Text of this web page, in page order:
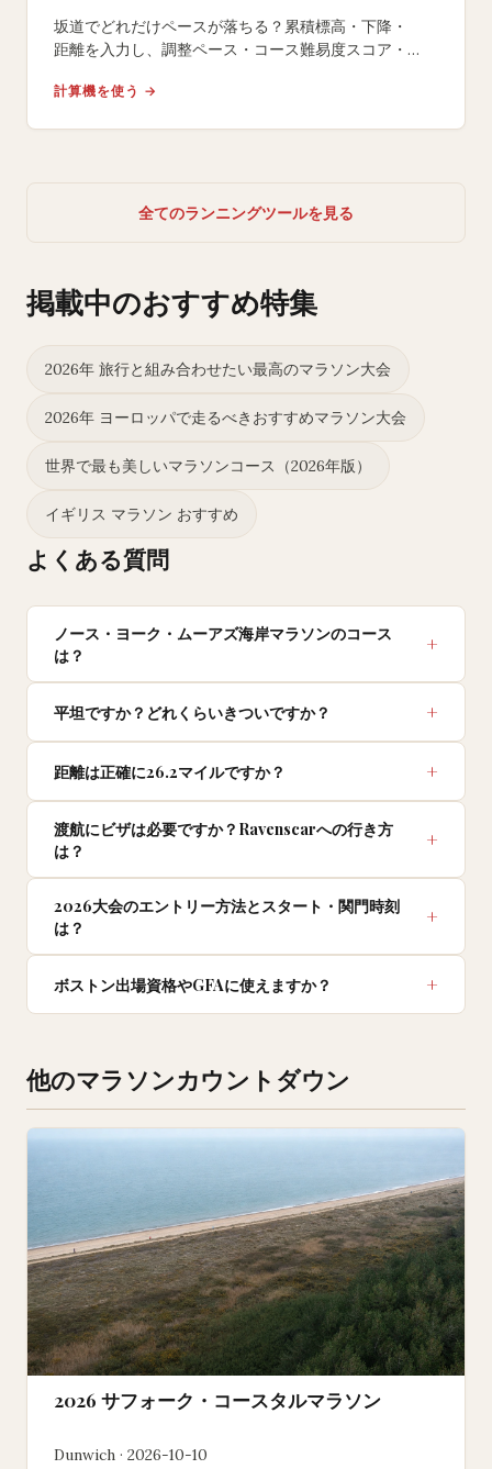
坂道でどれだけペースが落ちる？累積標高・下降・
距離を入力し、調整ペース・コース難易度スコア・
計算機を使う →
全てのランニングツールを見る
掲載中のおすすめ特集
2026年 旅行と組み合わせたい最高のマラソン大会
2026年 ヨーロッパで走るべきおすすめマラソン大会
世界で最も美しいマラソンコース（2026年版）
イギリス マラソン おすすめ
よくある質問
ノース・ヨーク・ムーアズ海岸マラソンのコース
は？
平坦ですか？どれくらいきついですか？
距離は正確に26.2マイルですか？
渡航にビザは必要ですか？Ravenscarへの行き方
は？
2026大会のエントリー方法とスタート・関門時刻
は？
ボストン出場資格やGFAに使えますか？
他のマラソンカウントダウン
2026 サフォーク・コースタルマラソン
Dunwich · 2026-10-10